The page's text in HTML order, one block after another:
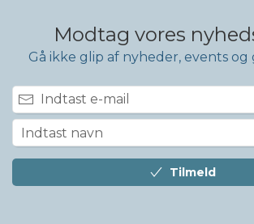
Modtag vores
Gå ikke glip af nyheder, events
Tilmeld